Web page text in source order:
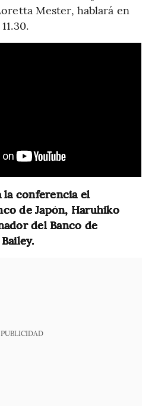
Mester, hablará en
la conferencia el
de Japón, Haruhiko
del Banco de
PUBLICIDAD